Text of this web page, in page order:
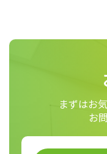
まずはお
お